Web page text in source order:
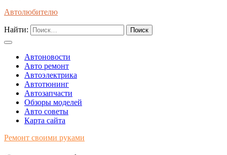
Автолюбителю
Найти:
Автоновости
Авто ремонт
Автоэлектрика
Автотюнинг
Автозапчасти
Обзоры моделей
Авто советы
Карта сайта
Ремонт своими руками